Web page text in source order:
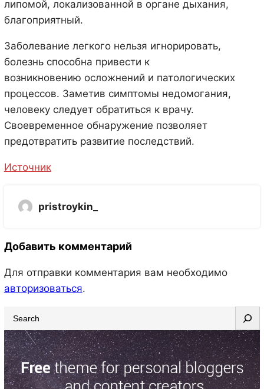
липомой, локализованной в органе дыхания,
благоприятный.
Заболевание легкого нельзя игнорировать,
болезнь способна привести к
возникновению осложнений и патологических
процессов. Заметив симптомы недомогания,
человеку следует обратиться к врачу.
Своевременное обнаружение позволяет
предотвратить развитие последствий.
Источник
pristroykin_
Добавить комментарий
Для отправки комментария вам необходимо
авторизоваться.
e
a
r
c